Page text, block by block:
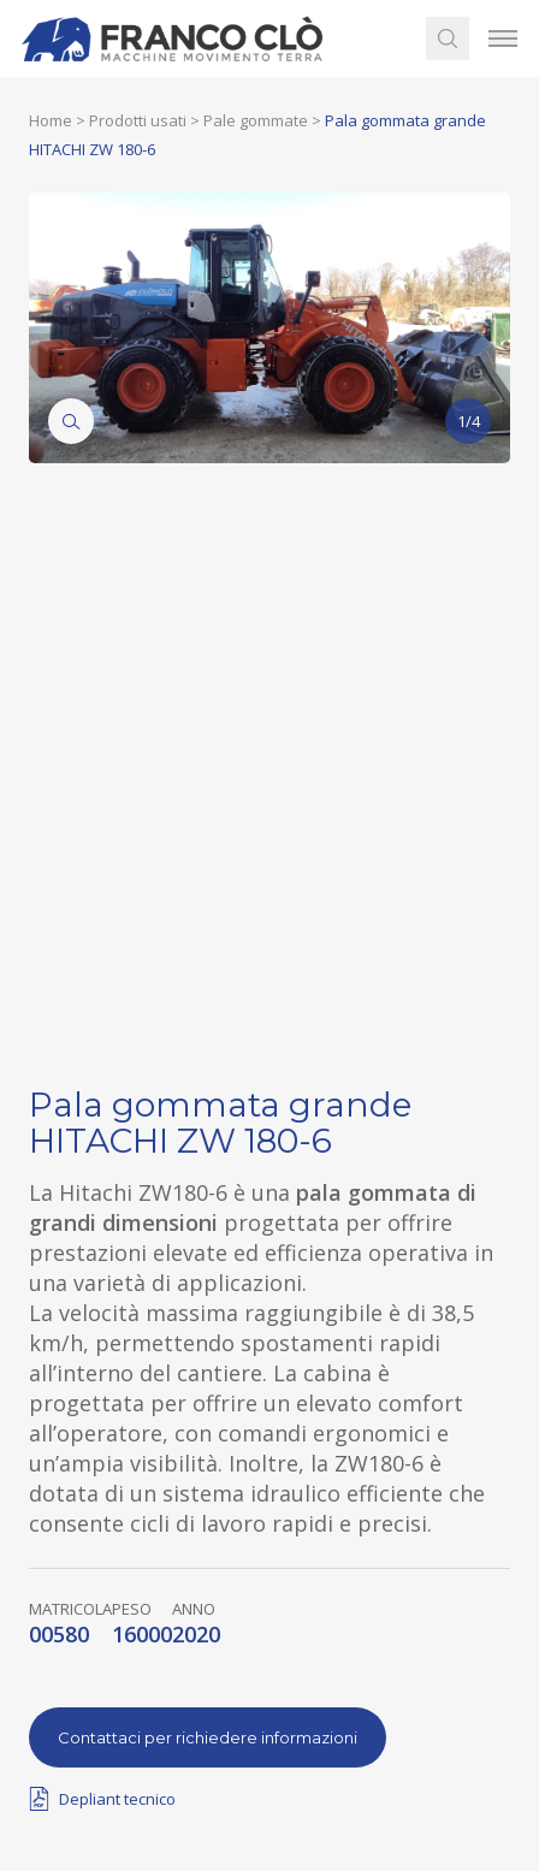
Home > Prodotti usati > Pale gommate > Pala gommata grande
HITACHI ZW 180-6
1/4
Pala gommata grande
HITACHI ZW 180-6
La Hitachi ZW180-6 è una pala gommata di
grandi dimensioni progettata per offrire
prestazioni elevate ed efficienza operativa in
una varietà di applicazioni.
La velocità massima raggiungibile è di 38,5
km/h, permettendo spostamenti rapidi
all’interno del cantiere. La cabina è
progettata per offrire un elevato comfort
all’operatore, con comandi ergonomici e
un’ampia visibilità. Inoltre, la ZW180-6 è
dotata di un sistema idraulico efficiente che
consente cicli di lavoro rapidi e precisi.
MATRICOLA
00580
PESO
16000
ANNO
2020
Contattaci per richiedere informazioni
Depliant tecnico